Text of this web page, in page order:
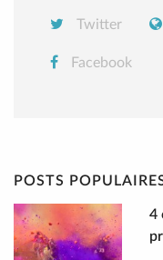
Twitter
Facebook
POSTS
4